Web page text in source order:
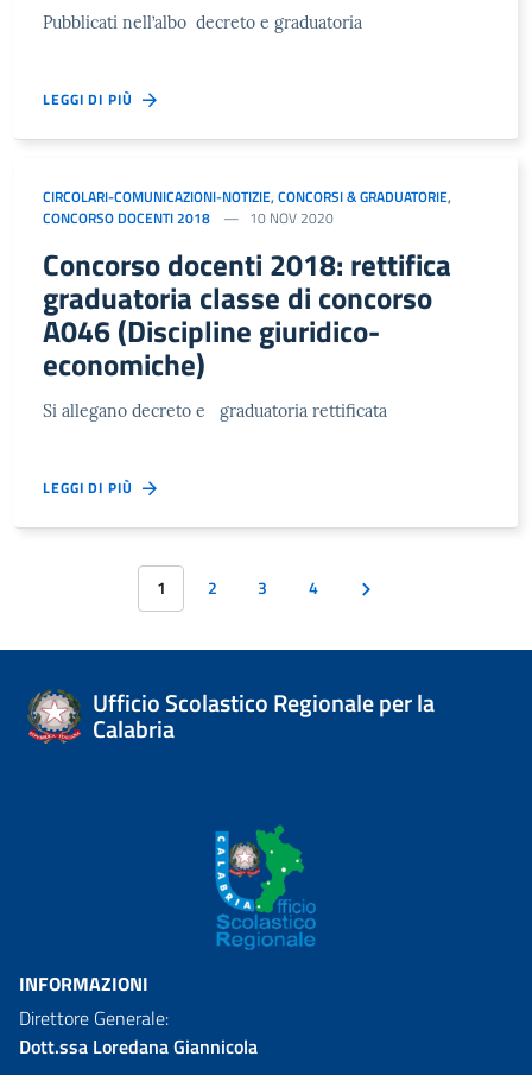
Pubblicati nell’albo decreto e graduatoria
LEGGI DI PIÙ
CIRCOLARI-COMUNICAZIONI-NOTIZIE, CONCORSI & GRADUATORIE,
CONCORSO DOCENTI 2018
10 NOV 2020
Concorso docenti 2018: rettifica
graduatoria classe di concorso
A046 (Discipline giuridico-
economiche)
Si allegano decreto e graduatoria rettificata
LEGGI DI PIÙ
1 2 3 4
Ufficio Scolastico Regionale per la
Calabria
INFORMAZIONI
Direttore Generale:
Dott.ssa Loredana Giannicola